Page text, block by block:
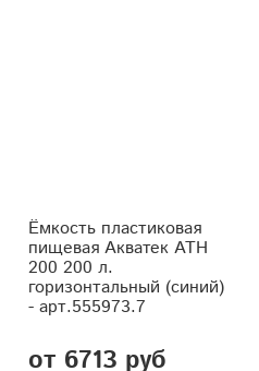
Ёмкость пластиковая
пищевая Акватек АТH
200 200 л.
горизонтальный (синий)
- арт.555973.7
от 6713 руб